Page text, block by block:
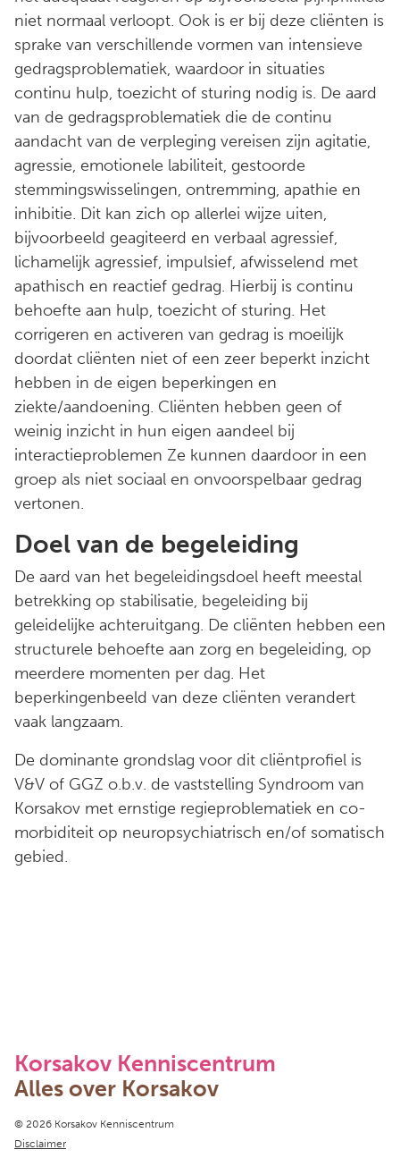
niet normaal verloopt. Ook is er bij deze cliënten is
sprake van verschillende vormen van intensieve
gedragsproblematiek, waardoor in situaties
continu hulp, toezicht of sturing nodig is. De aard
van de gedragsproblematiek die de continu
aandacht van de verpleging vereisen zijn agitatie,
agressie, emotionele labiliteit, gestoorde
stemmingswisselingen, ontremming, apathie en
inhibitie. Dit kan zich op allerlei wijze uiten,
bijvoorbeeld geagiteerd en verbaal agressief,
lichamelijk agressief, impulsief, afwisselend met
apathisch en reactief gedrag. Hierbij is continu
behoefte aan hulp, toezicht of sturing. Het
corrigeren en activeren van gedrag is moeilijk
doordat cliënten niet of een zeer beperkt inzicht
hebben in de eigen beperkingen en
ziekte/aandoening. Cliënten hebben geen of
weinig inzicht in hun eigen aandeel bij
interactieproblemen Ze kunnen daardoor in een
groep als niet sociaal en onvoorspelbaar gedrag
vertonen.
Doel van de begeleiding
De aard van het begeleidingsdoel heeft meestal
betrekking op stabilisatie, begeleiding bij
geleidelijke achteruitgang. De cliënten hebben een
structurele behoefte aan zorg en begeleiding, op
meerdere momenten per dag. Het
beperkingenbeeld van deze cliënten verandert
vaak langzaam.
De dominante grondslag voor dit cliëntprofiel is
V&V of GGZ o.b.v. de vaststelling Syndroom van
Korsakov met ernstige regieproblematiek en co-
morbiditeit op neuropsychiatrisch en/of somatisch
gebied.
Korsakov Kenniscentrum
Alles over Korsakov
Copyright navigation
© 2026 Korsakov Kenniscentrum
Disclaimer